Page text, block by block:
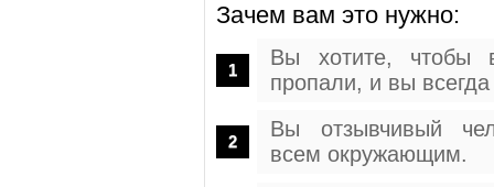
Зачем вам это нужно:
Вы хотите, чтобы
пропали, и вы
Вы отзывчивый
всем окружающим.